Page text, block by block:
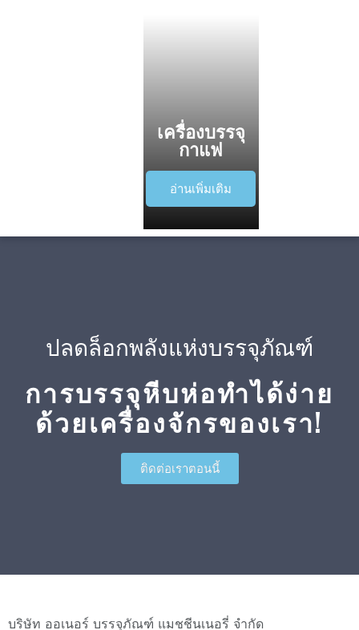
เครื่องบรรจุ
กาแฟ
อ่านเพิ่มเติม
ปลดล็อกพลังแห่งบรรจุภัณฑ์
การบรรจุหีบห่อทำได้ง่าย
ด้วยเครื่องจักรของเรา!
ติดต่อเราตอนนี้
บริษัท ออเนอร์ บรรจุภัณฑ์ แมชชีนเนอรี่ จำกัด